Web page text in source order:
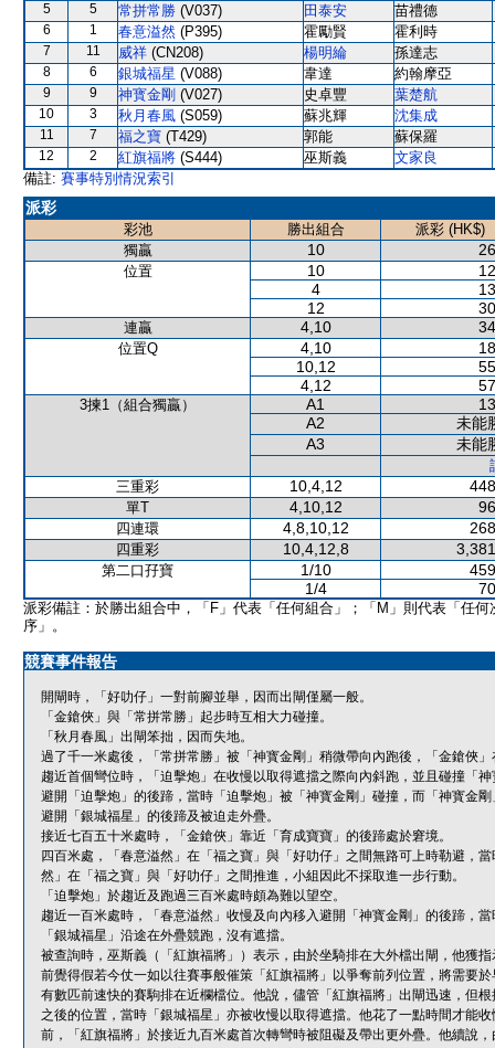
5 5 常拼常勝 (V037) 田泰安 苗禮德
6 1 春意溢然 (P395) 霍勵賢 霍利時
7 11 威祥 (CN208) 楊明綸 孫達志
8 6 銀城福星 (V088) 韋達 約翰摩亞
9 9 神寳金剛 (V027) 史卓豐 葉楚航
10 3 秋月春風 (S059) 蘇兆輝 沈集成
11 7 福之寶 (T429) 郭能 蘇保羅
12 2 紅旗福將 (S444) 巫斯義
文家良
備註: 賽事特別情況索引
派彩
彩池 勝出組合
派彩 (HK$)
獨贏
10
位置 10
4
12
連贏 4,10
位置Q 4,10
10,12
4,12
3揀1（組合獨贏） A1
A2
未能
A3
未能
三重彩
10,4,12
單T 4,10,12
四連環 4,8,10,12
四重彩 10,4,12,8
第二口孖寶 1/10
1/4
派彩備註：於勝出組合中，「F」代表「任何組合」；「M」則代表「任何
序」。
競賽事件報告
開閘時，「好叻仔」一對前腳並舉，因而出閘僅屬一般。
「金鎗俠」與「常拼常勝」起步時互相大力碰撞。
「秋月春風」出閘笨拙，因而失地。
過了千一米處後，「常拼常勝」被「神寳金剛」稍微帶向內跑後，「金鎗俠
趨近首個彎位時，「迫擊炮」在收慢以取得遮擋之際向內斜跑，並且碰撞「
避開「迫擊炮」的後蹄，當時「迫擊炮」被「神寳金剛」碰撞，而「神寳金
避開「銀城福星」的後蹄及被迫走外疊。
接近七百五十米處時，「金鎗俠」靠近「育成寶寶」的後蹄處於窘境。
四百米處，「春意溢然」在「福之寶」與「好叻仔」之間無路可上時勒避，
然」在「福之寶」與「好叻仔」之間推進，小組因此不採取進一步行動。
「迫擊炮」於趨近及跑過三百米處時頗為難以望空。
趨近一百米處時，「春意溢然」收慢及向內移入避開「神寳金剛」的後蹄，
「銀城福星」沿途在外疊競跑，沒有遮擋。
被查詢時，巫斯義（「紅旗福將」）表示，由於坐騎排在大外檔出閘，他獲
前覺得假若今仗一如以往賽事般催策「紅旗福將」以爭奪前列位置，將需要
有數匹前速快的賽駒排在近欄檔位。他說，儘管「紅旗福將」出閘迅速，但
之後的位置，當時「銀城福星」亦被收慢以取得遮擋。他花了一點時間才能
前，「紅旗福將」於接近九百米處首次轉彎時被阻礙及帶出更外疊。他續說